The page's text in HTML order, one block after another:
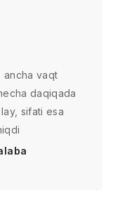
ancha vaqt
daqiqada
sifati esa